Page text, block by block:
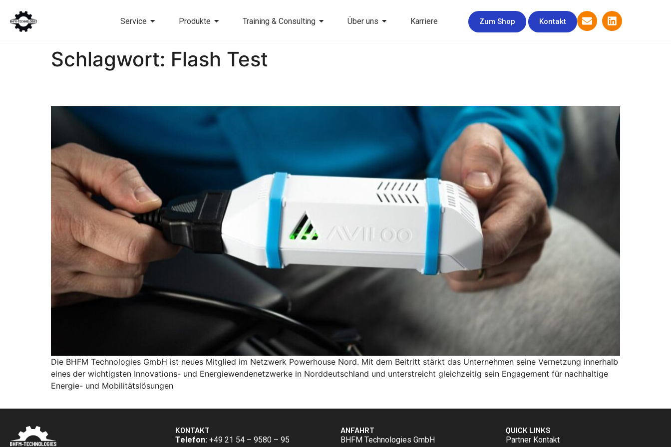
Service Produkte Training & Consulting Über uns Karriere Zum Shop Kontakt
Schlagwort: Flash Test
Die BHFM Technologies GmbH ist neues Mitglied im Netzwerk Powerhouse Nord. Mit dem Beitritt stärkt das Unternehmen seine Vernetzung innerhalb
eines der wichtigsten Innovations- und Energiewendenetzwerke in Norddeutschland und unterstreicht gleichzeitig sein Engagement für nachhaltige
Energie- und Mobilitätslösungen
KONTAKT
Telefon: +49 21 54 – 9580 – 95
ANFAHRT
BHFM Technologies GmbH
QUICK LINKS
Partner Kontakt